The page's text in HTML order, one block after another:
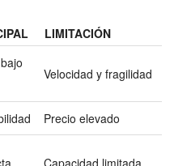
LIMITACIÓN
Velocidad y fragilidad
Precio elevado
Capacidad limitada